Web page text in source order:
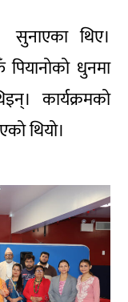
थिए।
धुनमा
कार्यक्रमको
थियो।